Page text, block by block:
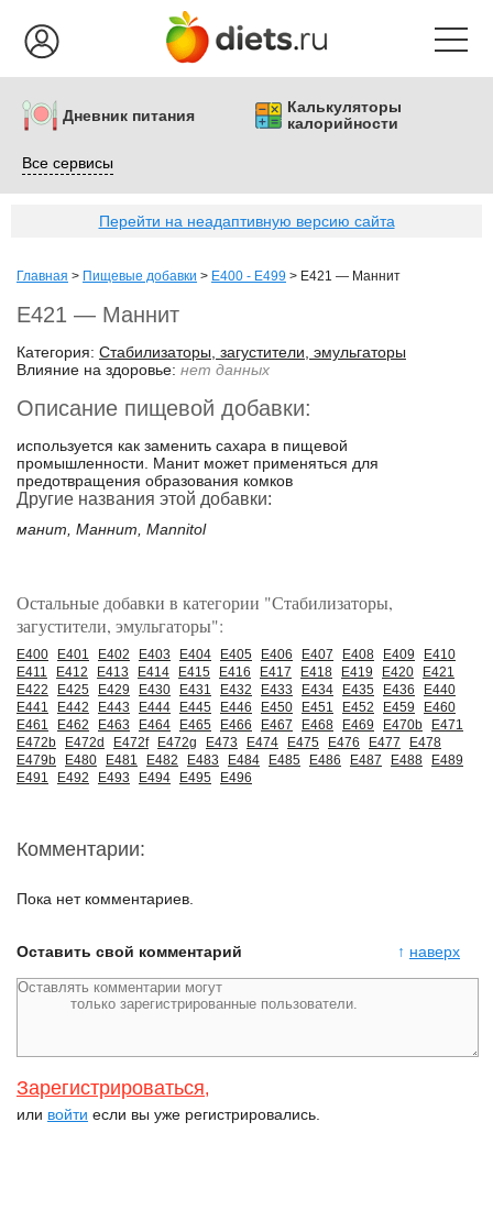
Дневник питания
Калькуляторы
калорийности
Все сервисы
Перейти на неадаптивную версию сайта
Главная > Пищевые добавки > E400 - E499 > E421 — Маннит
E421 — Маннит
Категория: Стабилизаторы, загустители, эмульгаторы
Влияние на здоровье: нет данных
Описание пищевой добавки:
используется как заменить сахара в пищевой
промышленности. Манит может применяться для
предотвращения образования комков
Другие названия этой добавки:
манит, Маннит, Mannitol
Остальные добавки в категории "Стабилизаторы,
загустители, эмульгаторы":
E400 E401 E402 E403 E404 E405 E406 E407 E408 E409
E410
E411
E412 E413 E414 E415 E416 E417 E418 E419 E420
E421
E422
E425 E429 E430 E431 E432 E433 E434 E435 E436
E440
E441
E442 E443 E444 E445 E446 E450 E451 E452 E459
E460
E461
E462 E463 E464 E465 E466 E467 E468 E469 E470b
E471
E472b
E472d E472f E472g E473 E474 E475 E476 E477
E478
E479b
E480 E481 E482 E483 E484 E485 E486 E487 E488
E489
E491
E492 E493 E494 E495 E496
Комментарии:
Пока нет комментариев.
↑ наверх
Оставить свой комментарий
Зарегистрироваться,
или войти если вы уже регистрировались.